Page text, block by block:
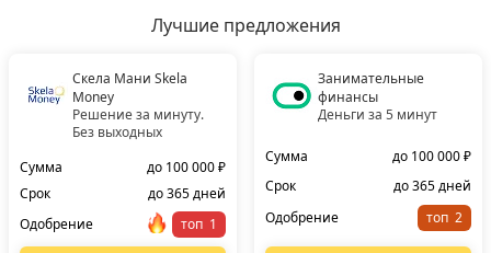
Лучшие предложения
Скела Мани Skela
Money
Решение за минуту.
Без выходных
Сумма
до 100 000 ₽
Срок
до 365 дней
Одобрение
топ
Занимательные
финансы
Деньги за 5 минут
Сумма
до 100 000 ₽
Срок
до 365 дней
Одобрение
топ